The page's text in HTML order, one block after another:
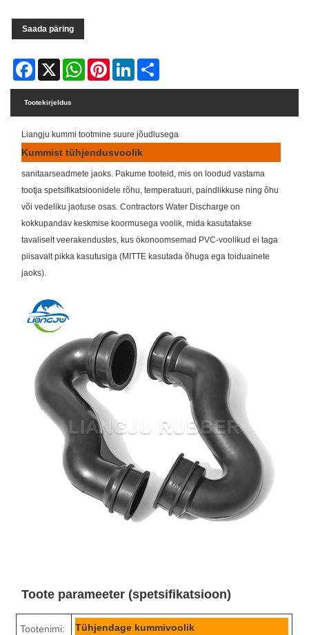
Saada päring
Facebook WhatsAppPinterest LinkedIn
Tootekirjeldus
Liangju kummi tootmine suure jõudlusega
Kummist tühjendusvoolik
sanitaarseadmete jaoks. Pakume tooteid, mis on loodud vastama
tootja spetsifikatsioonidele rõhu, temperatuuri, paindlikkuse ning õhu
või vedeliku jaotuse osas. Contractors Water Discharge on
kokkupandav keskmise koormusega voolik, mida kasutatakse
tavaliselt veerakendustes, kus ökonoomsemad PVC-voolikud ei taga
piisavalt pikka kasutusiga (MITTE kasutada õhuga ega toiduainete
jaoks).
Toote parameeter (spetsifikatsioon)
Tootenimi: Tühjendage kummivoolik